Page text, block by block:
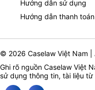
Hướng dẫn sử dụng
Hướng dẫn thanh toán
© 2026 Caselaw Việt Nam |
Ghi rõ nguồn Caselaw Việt
sử dụng thông tin, tài liệu từ